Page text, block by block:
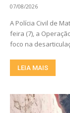
07/08/2026
A Polícia Civil de
feira (7), a
foco na
LEIA MAIS